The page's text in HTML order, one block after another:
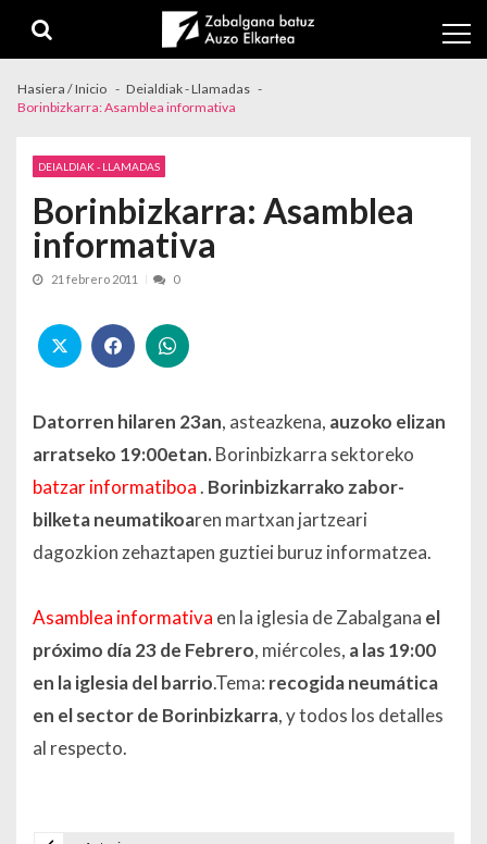
Hasiera / Inicio
Deialdiak - Llamadas
Borinbizkarra: Asamblea informativa
DEIALDIAK - LLAMADAS
Borinbizkarra: Asamblea
informativa
21 febrero 2011 0
Datorren hilaren 23an, asteazkena, auzoko elizan
arratseko 19:00etan.Borinbizkarra sektoreko
batzar informatiboa. Borinbizkarrako zabor-
bilketa neumatikoaren martxan jartzeari
dagozkion zehaztapen guztiei buruz informatzea.
Asamblea informativa en la iglesia de Zabalgana el
próximo día 23 de Febrero, miércoles, a las 19:00
en la iglesia del barrio.Tema: recogida neumática
en el sector de Borinbizkarra, y todos los detalles
al respecto.